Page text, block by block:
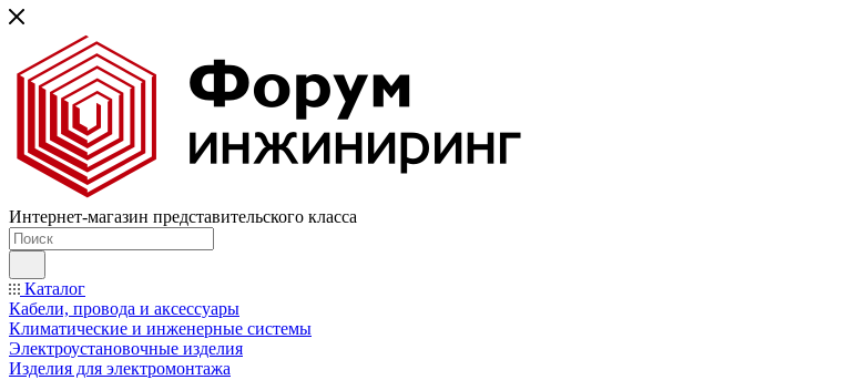
Интернет-магазин представительского класса
Каталог
Кабели, провода и аксессуары
Климатические и инженерные системы
Электроустановочные изделия
Изделия для электромонтажа